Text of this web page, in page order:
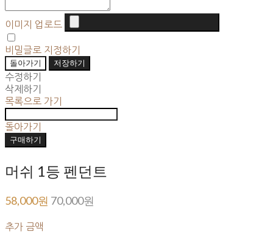
이미지 업로드
비밀글로 지정하기
돌아가기
저장하기
수정하기
삭제하기
목록으로 가기
돌아가기
구매하기
머쉬 1등 펜던트
58,000원 70,000원
추가 금액